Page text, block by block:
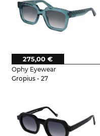
Ophy Eyewear
Gropius - 27
275,00 €